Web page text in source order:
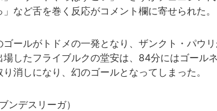
など舌を巻く反応がコメント欄に寄せられた。
ールがトドメの一発となり、ザンクト・パウリ
場したフライブルクの堂安は、84分にはゴール
消しになり、幻のゴールとなってしまった。
ンデスリーガ）